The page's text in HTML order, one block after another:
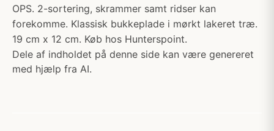
OPS. 2-sortering, skrammer samt ridser kan
forekomme. Klassisk bukkeplade i mørkt lakeret træ.
19 cm x 12 cm. Køb hos Hunterspoint.
Dele af indholdet på denne side kan være genereret
med hjælp fra AI.